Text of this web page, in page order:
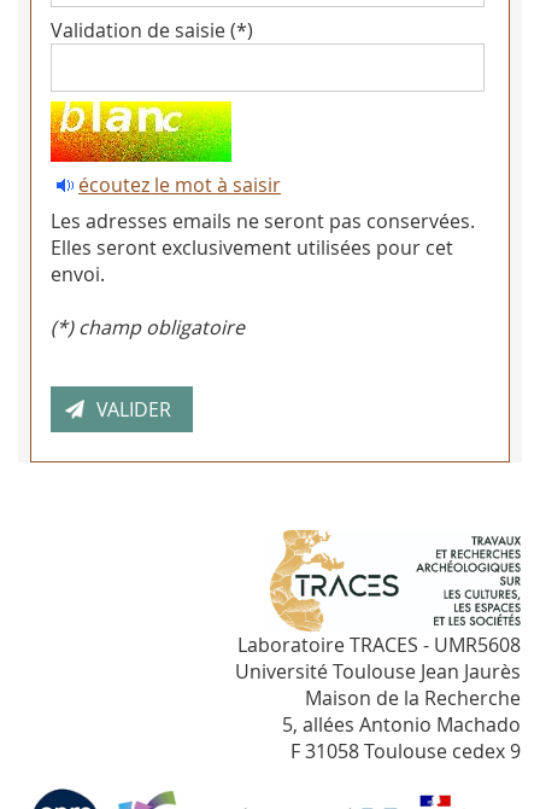
Validation de saisie (*)
écoutez le mot à saisir
Les adresses emails ne seront pas conservées.
Elles seront exclusivement utilisées pour cet
envoi.
(*) champ obligatoire
Laboratoire TRACES - UMR5608
Université Toulouse Jean Jaurès
Maison de la Recherche
5, allées Antonio Machado
F 31058 Toulouse cedex 9